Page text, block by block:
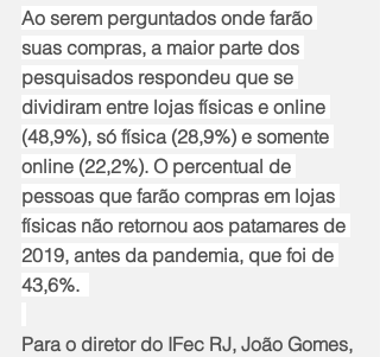
Ao serem perguntados onde farão
suas compras, a maior parte dos
pesquisados respondeu que se
dividiram entre lojas físicas e online
(48,9%), só física (28,9%) e somente
online (22,2%). O percentual de
pessoas que farão compras em lojas
físicas não retornou aos patamares de
2019, antes da pandemia, que foi de
43,6%.
Para o diretor do IFec RJ, João Gomes,